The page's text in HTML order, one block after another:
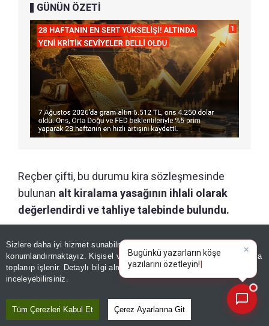
Sizlere daha iyi hizmet sunabilmek adına sitemizde
konumlandırmaktayız. Kişisel verileriniz, KVKK ve GDPR kapsamında
toplanıp işlenir. Detaylı bilgi almak içinAydınlatma Metnimizi
inceleyebilirsiniz.
Tüm Çerezleri Kabul Et Çerez Ayarlarına Git
GÜNÜN ÖZETİ
Reçber çifti, bu durumu kira sözleşmesinde
bulunan alt kiralama yasağının ihlali olarak
değerlendirdi ve tahliye talebinde bulundu.
Bugünkü